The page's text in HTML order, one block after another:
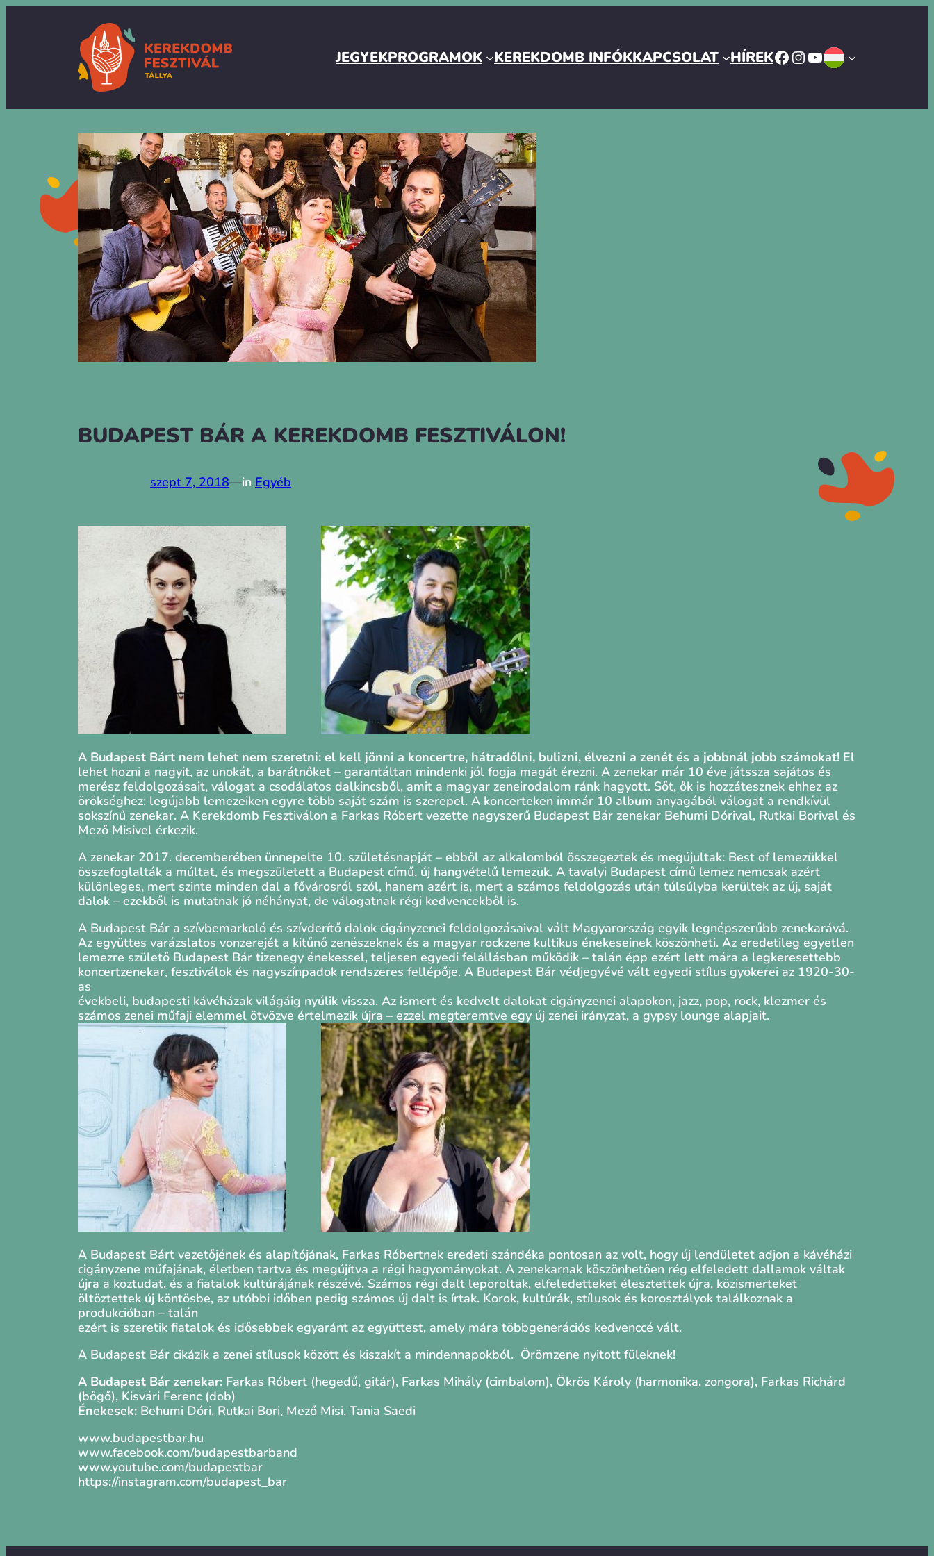
JEGYEKPROGRAMOK KEREKDOMB INFÓKKAPCSOLAT HÍREKFACEBOOK
INSTAGRAM
YOUTUBE
BUDAPEST BÁR A KEREKDOMB FESZTIVÁLON!
szept 7, 2018—in Egyéb
A Budapest Bárt nem lehet nem szeretni: el kell jönni a koncertre, hátradőlni, bulizni, élvezni a zenét és a jobbnál jobb számokat! El
lehet hozni a nagyit, az unokát, a barátnőket – garantáltan mindenki jól fogja magát érezni. A zenekar már 10 éve játssza sajátos és
merész feldolgozásait, válogat a csodálatos dalkincsből, amit a magyar zeneirodalom ránk hagyott. Sőt, ők is hozzátesznek ehhez az
örökséghez: legújabb lemezeiken egyre több saját szám is szerepel. A koncerteken immár 10 album anyagából válogat a rendkívül
sokszínű zenekar. A Kerekdomb Fesztiválon a Farkas Róbert vezette nagyszerű Budapest Bár zenekar Behumi Dórival, Rutkai Borival és
Mező Misivel érkezik.
A zenekar 2017. decemberében ünnepelte 10. születésnapját – ebből az alkalomból összegeztek és megújultak: Best of lemezükkel
összefoglalták a múltat, és megszületett a Budapest című, új hangvételű lemezük. A tavalyi Budapest című lemez nemcsak azért
különleges, mert szinte minden dal a fővárosról szól, hanem azért is, mert a számos feldolgozás után túlsúlyba kerültek az új, saját
dalok – ezekből is mutatnak jó néhányat, de válogatnak régi kedvencekből is.
A Budapest Bár a szívbemarkoló és szívderítő dalok cigányzenei feldolgozásaival vált Magyarország egyik legnépszerűbb zenekarává.
Az együttes varázslatos vonzerejét a kitűnő zenészeknek és a magyar rockzene kultikus énekeseinek köszönheti. Az eredetileg egyetlen
lemezre születő Budapest Bár tizenegy énekessel, teljesen egyedi felállásban működik – talán épp ezért lett mára a legkeresettebb
koncertzenekar, fesztiválok és nagyszínpadok rendszeres fellépője. A Budapest Bár védjegyévé vált egyedi stílus gyökerei az 1920-30-
as
évekbeli, budapesti kávéházak világáig nyúlik vissza. Az ismert és kedvelt dalokat cigányzenei alapokon, jazz, pop, rock, klezmer és
számos zenei műfaji elemmel ötvözve értelmezik újra – ezzel megteremtve egy új zenei irányzat, a gypsy lounge alapjait.
A Budapest Bárt vezetőjének és alapítójának, Farkas Róbertnek eredeti szándéka pontosan az volt, hogy új lendületet adjon a kávéházi
cigányzene műfajának, életben tartva és megújítva a régi hagyományokat. A zenekarnak köszönhetően rég elfeledett dallamok váltak
újra a köztudat, és a fiatalok kultúrájának részévé. Számos régi dalt leporoltak, elfeledetteket élesztettek újra, közismerteket
öltöztettek új köntösbe, az utóbbi időben pedig számos új dalt is írtak. Korok, kultúrák, stílusok és korosztályok találkoznak a
produkcióban – talán
ezért is szeretik fiatalok és idősebbek egyaránt az együttest, amely mára többgenerációs kedvenccé vált.
A Budapest Bár cikázik a zenei stílusok között és kiszakít a mindennapokból. Örömzene nyitott füleknek!
A Budapest Bár zenekar: Farkas Róbert (hegedű, gitár), Farkas Mihály (cimbalom), Ökrös Károly (harmonika, zongora), Farkas Richárd
(bőgő), Kisvári Ferenc (dob)
Énekesek: Behumi Dóri, Rutkai Bori, Mező Misi, Tania Saedi
www.budapestbar.hu
www.facebook.com/budapestbarband
www.youtube.com/budapestbar
https://instagram.com/budapest_bar